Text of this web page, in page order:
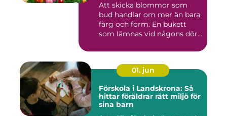
Att skicka blommor som
bud handlar om mer än bara
färg och form. En bukett
som lämnas vid någons dör...
01. jun
Förskola i Landskrona: Så
hittar föräldrar rätt miljö för
sina barn